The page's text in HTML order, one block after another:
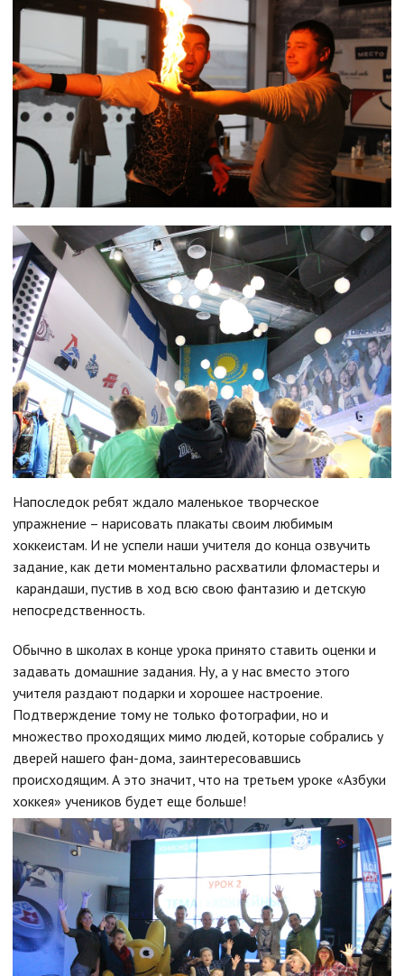
Напоследок ребят ждало маленькое творческое
упражнение – нарисовать плакаты своим любимым
хоккеистам. И не успели наши учителя до конца озвучить
задание, как дети моментально расхватили фломастеры и
карандаши, пустив в ход всю свою фантазию и детскую
непосредственность.
Обычно в школах в конце урока принято ставить оценки и
задавать домашние задания. Ну, а у нас вместо этого
учителя раздают подарки и хорошее настроение.
Подтверждение тому не только фотографии, но и
множество проходящих мимо людей, которые собрались у
дверей нашего фан-дома, заинтересовавшись
происходящим. А это значит, что на третьем уроке «Азбуки
хоккея» учеников будет еще больше!